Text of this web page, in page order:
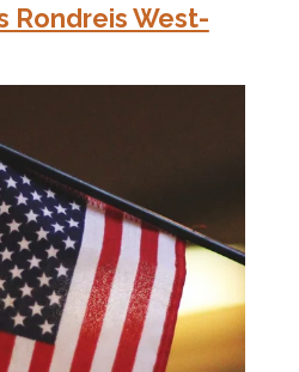
Rondreis West-